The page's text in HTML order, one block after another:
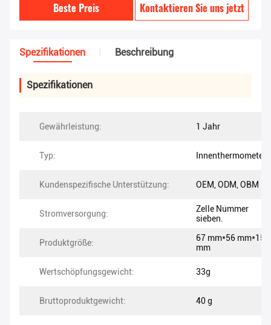
Beste Preis Kontaktieren Sie uns jetzt
Spezifikationen Beschreibung
Spezifikationen
Gewährleistung: 1 Jahr
Typ: Innenthermometer
Kundenspezifische Unterstützung: OEM, ODM, OBM
Stromversorgung:
Zelle Nummer
sieben.
Produktgröße:
67 mm*56 mm*15
mm
Wertschöpfungsgewicht: 33g
Bruttoproduktgewicht: 40 g